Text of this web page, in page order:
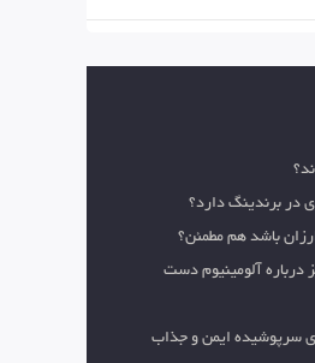
در برندینگ دارد؟
باشد هم مطمئن؟
درباره آلومینیوم دست
سرپوشیده ایمن و جذاب